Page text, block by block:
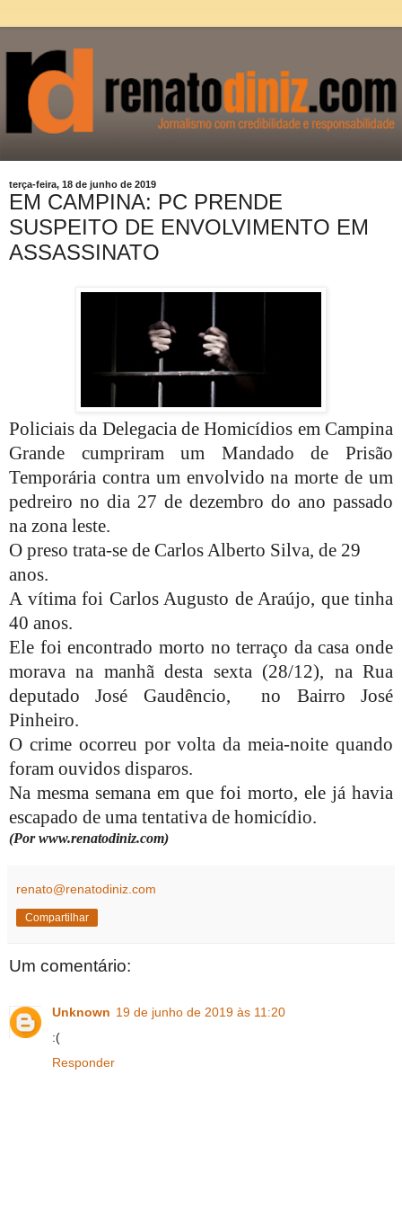
terça-feira, 18 de junho de 2019
EM CAMPINA: PC PRENDE
SUSPEITO DE ENVOLVIMENTO EM
ASSASSINATO
Policiais da Delegacia de Homicídios em Campina
Grande cumpriram um Mandado de Prisão
Temporária contra um envolvido na morte de um
pedreiro no dia 27 de dezembro do ano passado
na zona leste.
O preso trata-se de Carlos Alberto Silva, de 29
anos.
A vítima foi Carlos Augusto de Araújo, que tinha
40 anos.
Ele foi encontrado morto no terraço da casa onde
morava na manhã desta sexta (28/12), na Rua
deputado José Gaudêncio,
no Bairro José
Pinheiro.
O crime ocorreu por volta da meia-noite quando
foram ouvidos disparos.
Na mesma semana em que foi morto, ele já havia
escapado de uma tentativa de homicídio.
(Por www.renatodiniz.com)
renato@renatodiniz.com
Compartilhar
Um comentário:
Unknown 19 de junho de 2019 às 11:20
:(
Responder